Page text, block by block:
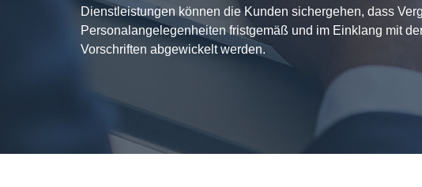
Dienstleistungen können die Kunden sichergehen, dass
Personalangelegenheiten fristgemäß und im Einklang mit
Vorschriften abgewickelt werden.